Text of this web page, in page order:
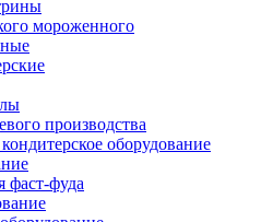
мороженного
производства
оборудование
фаст-фуда